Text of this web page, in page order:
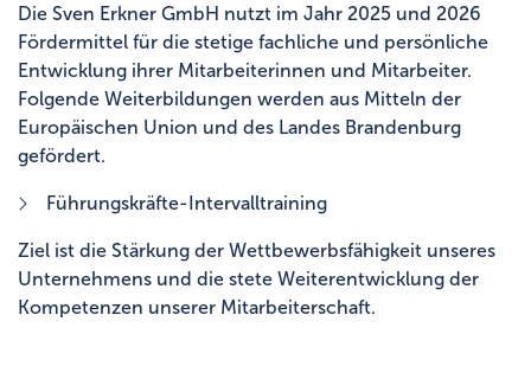
Die Sven Erkner GmbH nutzt im Jahr 2025 und 2026
Fördermittel für die stetige fachliche und persönliche
Entwicklung ihrer Mitarbeiterinnen und Mitarbeiter.
Folgende Weiterbildungen werden aus Mitteln der
Europäischen Union und des Landes Brandenburg
gefördert.
Führungskräfte-Intervalltraining
Ziel ist die Stärkung der Wettbewerbsfähigkeit unseres
Unternehmens und die stete Weiterentwicklung der
Kompetenzen unserer Mitarbeiterschaft.